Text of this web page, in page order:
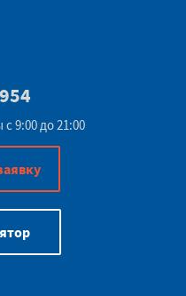
9:00 до 21:00